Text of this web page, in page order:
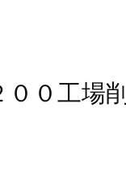
０工場